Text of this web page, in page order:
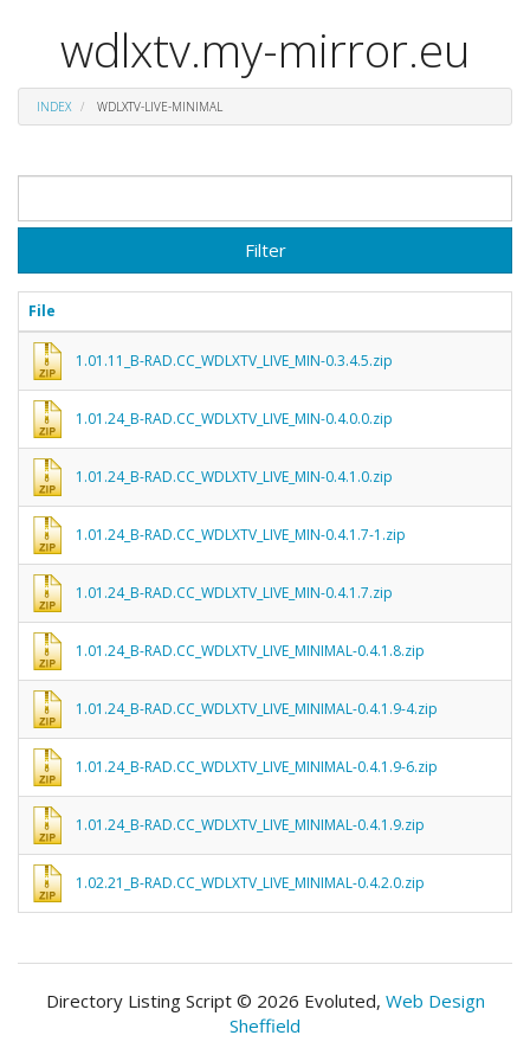
wdlxtv.my-mirror.eu
INDEX WDLXTV-LIVE-MINIMAL
Filter
File
1.01.11_B-RAD.CC_WDLXTV_LIVE_MIN-0.3.4.5.zip
1.01.24_B-RAD.CC_WDLXTV_LIVE_MIN-0.4.0.0.zip
1.01.24_B-RAD.CC_WDLXTV_LIVE_MIN-0.4.1.0.zip
1.01.24_B-RAD.CC_WDLXTV_LIVE_MIN-0.4.1.7-1.zip
1.01.24_B-RAD.CC_WDLXTV_LIVE_MIN-0.4.1.7.zip
1.01.24_B-RAD.CC_WDLXTV_LIVE_MINIMAL-0.4.1.8.zip
1.01.24_B-RAD.CC_WDLXTV_LIVE_MINIMAL-0.4.1.9-4.zip
1.01.24_B-RAD.CC_WDLXTV_LIVE_MINIMAL-0.4.1.9-6.zip
1.01.24_B-RAD.CC_WDLXTV_LIVE_MINIMAL-0.4.1.9.zip
1.02.21_B-RAD.CC_WDLXTV_LIVE_MINIMAL-0.4.2.0.zip
Directory Listing Script © 2026 Evoluted, Web Design
Sheffield